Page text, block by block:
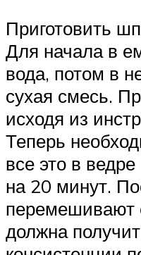
Приготовить
Для начала в
вода, потом в
сухая смесь.
исходя из
Теперь
все это в
на 20 минут.
перемешивают
должна